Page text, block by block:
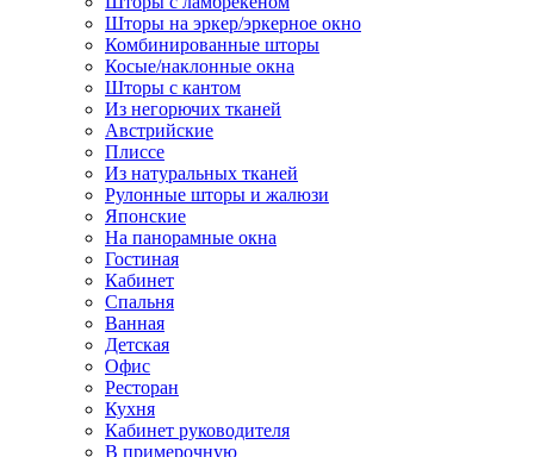
Шторы на эркер/эркерное окно
Комбинированные шторы
Косые/наклонные окна
Шторы с кантом
Из негорючих тканей
Австрийские
Плиссе
Из натуральных тканей
Рулонные шторы и жалюзи
Японские
На панорамные окна
Гостиная
Кабинет
Спальня
Ванная
Детская
Офис
Ресторан
Кухня
Кабинет руководителя
В примерочную